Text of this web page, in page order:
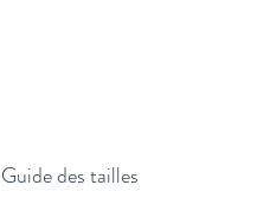
Guide des tailles